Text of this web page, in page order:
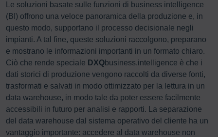
Le soluzioni basate sulle funzioni di business intelligence
(BI) offrono una veloce panoramica della produzione e, in
questo modo, supportano il processo decisionale negli
impianti. A tal fine, queste soluzioni raccolgono, preparano
e mostrano le informazioni importanti in un formato chiaro.
Ciò che rende speciale DXQbusiness.intelligence è che i
dati storici di produzione vengono raccolti da diverse fonti,
trasformati e salvati in modo ottimizzato per la lettura in un
data warehouse, in modo tale da poter essere facilmente
accessibili in futuro per analisi e rapporti. La separazione
del data warehouse dal sistema operativo del cliente ha un
vantaggio importante: accedere al data warehouse non